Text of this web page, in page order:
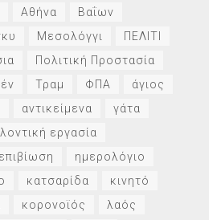
Αθήνα
Βαΐων
Μεσολόγγι
ΠΕΛΙΤΙ
Πολιτική Προστασία
Τραμ ΦΠΑ
άγιος
αντικείμενα
γάτα
εργασία
επιβίωση
ημερολόγιο
κατσαρίδα
κινητό
κορονοϊός λαός